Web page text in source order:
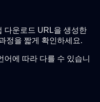
다운로드 URL을 생성한
정을 짧게 확인하세요.
에 따라 다를 수 있습니